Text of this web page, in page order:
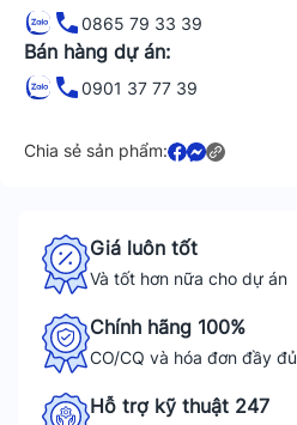
0865 79 33 39
Bán hàng dự án:
0901 37 77 39
Chia sẻ sản phẩm:
Giá luôn tốt
Và tốt hơn nữa cho dự án
Chính hãng 100%
CO/CQ và hóa đơn đầy đủ
Hỗ trợ kỹ thuật 247